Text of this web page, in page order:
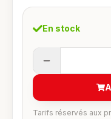
En stock
Tarifs réservés aux